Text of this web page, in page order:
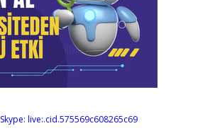
Skype: live:.cid.575569c608265c69